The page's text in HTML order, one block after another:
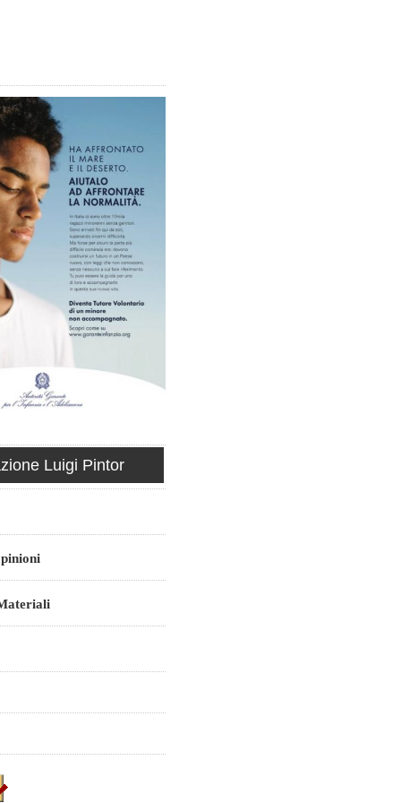
Luigi Pintor